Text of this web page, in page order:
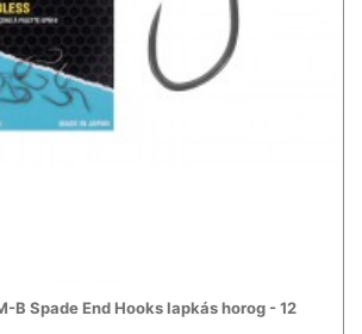
B Spade End Hooks lapkás horog - 12